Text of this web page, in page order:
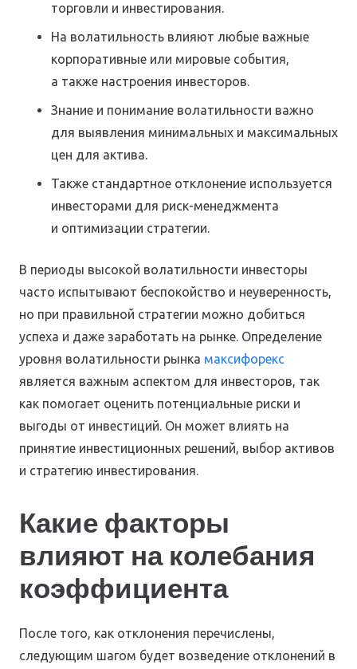
торговли и инвестирования.
На волатильность влияют любые важные
корпоративные или мировые события,
а также настроения инвесторов.
Знание и понимание волатильности важно
для выявления минимальных и максимальных
цен для актива.
Также стандартное отклонение используется
инвесторами для риск-менеджмента
и оптимизации стратегии.
В периоды высокой волатильности инвесторы
часто испытывают беспокойство и неуверенность,
но при правильной стратегии можно добиться
успеха и даже заработать на рынке. Определение
уровня волатильности рынка максифорекс
является важным аспектом для инвесторов, так
как помогает оценить потенциальные риски и
выгоды от инвестиций. Он может влиять на
принятие инвестиционных решений, выбор активов
и стратегию инвестирования.
Какие факторы
влияют на колебания
коэффициента
После того, как отклонения перечислены,
следующим шагом будет возведение отклонений в